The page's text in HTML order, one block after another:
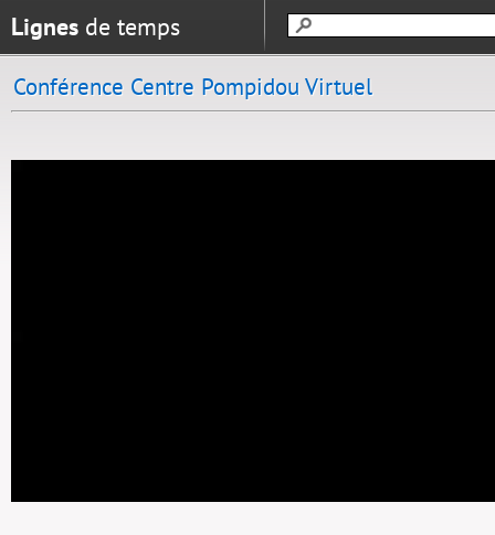
Lignes de temps
Conférence Centre Pompidou Virtuel